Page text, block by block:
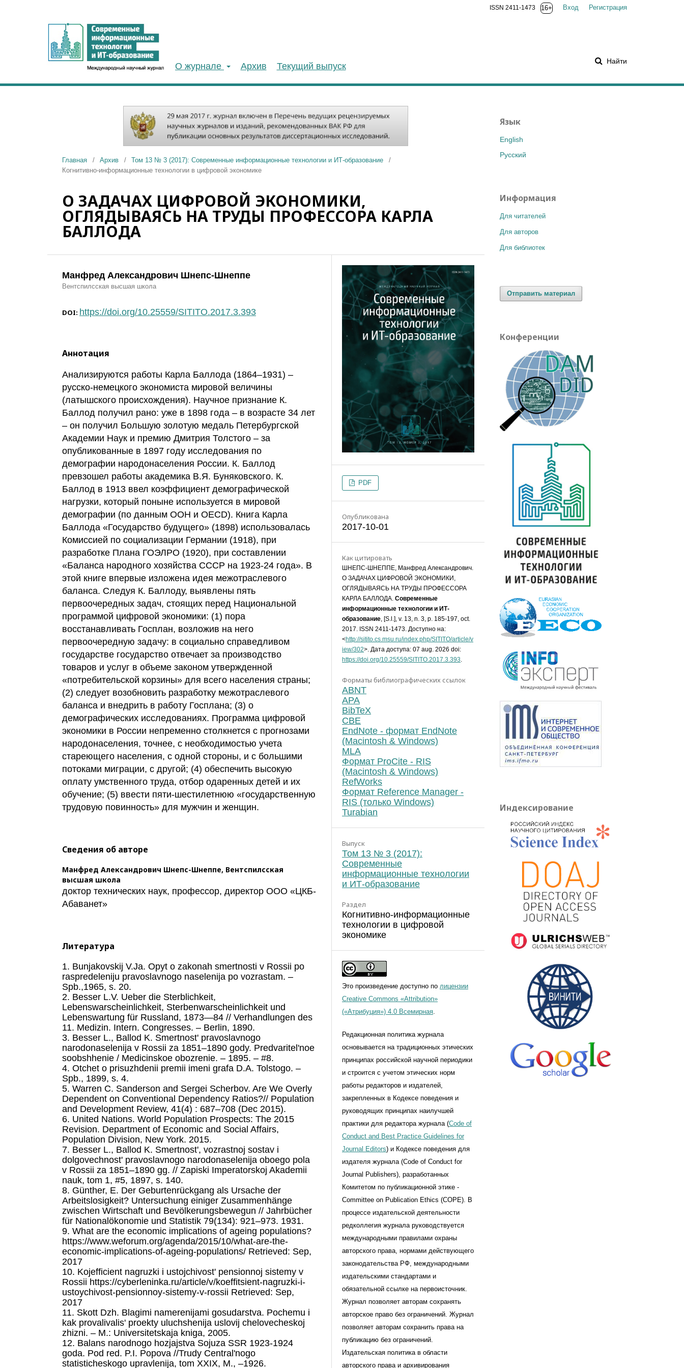
Текущий выпуск
Архив
О журнале Найти
Регистрация
Вход
ISSN 2411-1473 16+
Главная / Архив / Том 13 № 3 (2017): Современные информационные технологии и ИТ-образование
/
Когнитивно-информационные технологии в цифровой экономике
О ЗАДАЧАХ ЦИФРОВОЙ ЭКОНОМИКИ,
ОГЛЯДЫВАЯСЬ НА ТРУДЫ ПРОФЕССОРА КАРЛА
БАЛЛОДА
Манфред Александрович Шнепс-Шнеппе
Вентспилсская высшая школа
DOI: https://doi.org/10.25559/SITITO.2017.3.393
Аннотация
Анализируются работы Карла Баллода (1864–1931) –
русско-немецкого экономиста мировой величины
(латышского происхождения). Научное признание К.
Баллод получил рано: уже в 1898 года – в возрасте 34 лет
– он получил Большую золотую медаль Петербургской
Академии Наук и премию Дмитрия Толстого – за
опубликованные в 1897 году исследования по
демографии народонаселения России. К. Баллод
превзошел работы академика В.Я. Буняковского. К.
Баллод в 1913 ввел коэффициент демографической
нагрузки, который поныне используется в мировой
демографии (по данным ООН и OECD). Книга Карла
Баллода «Государство будущего» (1898) использовалась
Комиссией по социализации Германии (1918), при
разработке Плана ГОЭЛРО (1920), при составлении
«Баланса народного хозяйства СССР на 1923-24 года». В
этой книге впервые изложена идея межотраслевого
баланса. Следуя К. Баллоду, выявлены пять
первоочередных задач, стоящих перед Национальной
программой цифровой экономики: (1) пора
восстанавливать Госплан, возложив на него
первоочередную задачу: в социально справедливом
государстве государство отвечает за производство
товаров и услуг в объеме законом утвержденной
«потребительской корзины» для всего населения страны;
(2) следует возобновить разработку межотраслевого
баланса и внедрить в работу Госплана; (3) о
демографических исследованиях. Программа цифровой
экономики в России непременно столкнется с прогнозами
народонаселения, точнее, с необходимостью учета
стареющего населения, с одной стороны, и с большими
потоками миграции, с другой; (4) обеспечить высокую
оплату умственного труда, отбор одаренных детей и их
обучение; (5) ввести пяти-шестилетнюю «государственную
трудовую повинность» для мужчин и женщин.
Сведения об авторе
Манфред Александрович Шнепс-Шнеппе, Вентспилсская
высшая школа
доктор технических наук, профессор, директор ООО «ЦКБ-
Абаванет»
Литература
1. Bunjakovskij V.Ja. Opyt o zakonah smertnosti v Rossii po
raspredeleniju pravoslavnogo naselenija po vozrastam. –
Spb.,1965, s. 20.
2. Besser L.V. Ueber die Sterblichkeit,
Lebenswarscheinlichkeit, Sterbenwarscheinlichkeit und
Lebenswartung für Russland, 1873—84 // Verhandlungen des
11. Medizin. Intern. Congresses. – Berlin, 1890.
3. Besser L., Ballod K. Smertnost' pravoslavnogo
narodonaselenija v Rossii za 1851–1890 gody. Predvaritel'noe
soobshhenie / Medicinskoe obozrenie. – 1895. – #8.
4. Otchet o prisuzhdenii premii imeni grafa D.A. Tolstogo. –
Spb., 1899, s. 4.
5. Warren C. Sanderson and Sergei Scherbov. Are We Overly
Dependent on Conventional Dependency Ratios?// Population
and Development Review, 41(4) : 687–708 (Dec 2015).
6. United Nations. World Population Prospects: The 2015
Revision. Department of Economic and Social Affairs,
Population Division, New York. 2015.
7. Besser L., Ballod K. Smertnost', vozrastnoj sostav i
dolgovechnost' pravoslavnogo narodonaselenija oboego pola
v Rossii za 1851–1890 gg. // Zapiski Imperatorskoj Akademii
nauk, tom 1, #5, 1897, s. 140.
8. Günther, E. Der Geburtenrückgang als Ursache der
Arbeitslosigkeit? Untersuchung einiger Zusammenhänge
zwischen Wirtschaft und Bevölkerungsbewegun // Jahrbücher
für Nationalökonomie und Statistik 79(134): 921–973. 1931.
9. What are the economic implications of ageing populations?
https://www.weforum.org/agenda/2015/10/what-are-the-
economic-implications-of-ageing-populations/ Retrieved: Sep,
2017
10. Kojefficient nagruzki i ustojchivost' pensionnoj sistemy v
Rossii https://cyberleninka.ru/article/v/koeffitsient-nagruzki-i-
ustoychivost-pensionnoy-sistemy-v-rossii Retrieved: Sep,
2017
11. Skott Dzh. Blagimi namerenijami gosudarstva. Pochemu i
kak provalivalis' proekty uluchshenija uslovij chelovecheskoj
zhizni. – M.: Universitetskaja kniga, 2005.
12. Balans narodnogo hozjajstva Sojuza SSR 1923-1924
goda. Pod red. P.I. Popova //Trudy Central'nogo
statisticheskogo upravlenija, tom XXIX, M., –1926.
PDF
Опубликована
2017-10-01
Как цитировать
ШНЕПС-ШНЕППЕ, Манфред Александрович.
О ЗАДАЧАХ ЦИФРОВОЙ ЭКОНОМИКИ,
ОГЛЯДЫВАЯСЬ НА ТРУДЫ ПРОФЕССОРА
КАРЛА БАЛЛОДА. Современные
информационные технологии и ИТ-
образование, [S.l.], v. 13, n. 3, p. 185-197, oct.
2017. ISSN 2411-1473. Доступно на:
<http://sitito.cs.msu.ru/index.php/SITITO/article/v
iew/302>. Дата доступа: 07 aug. 2026 doi:
https://doi.org/10.25559/SITITO.2017.3.393.
Форматы библиографических ссылок
ABNT
APA
BibTeX
CBE
EndNote - формат EndNote
(Macintosh & Windows)
MLA
Формат ProCite - RIS
(Macintosh & Windows)
RefWorks
Формат Reference Manager -
RIS (только Windows)
Turabian
Выпуск
Том 13 № 3 (2017):
Современные
информационные технологии
и ИТ-образование
Раздел
Когнитивно-информационные
технологии в цифровой
экономике
Это произведение доступно по лицензии
Creative Commons «Attribution»
(«Атрибуция») 4.0 Всемирная.
Редакционная политика журнала
основывается на традиционных этических
принципах российской научной периодики
и строится с учетом этических норм
работы редакторов и издателей,
закрепленных в Кодексе поведения и
руководящих принципах наилучшей
практики для редактора журнала (Code of
Conduct and Best Practice Guidelines for
Journal Editors) и Кодексе поведения для
издателя журнала (Code of Conduct for
Journal Publishers), разработанных
Комитетом по публикационной этике -
Committee on Publication Ethics (COPE). В
процессе издательской деятельности
редколлегия журнала руководствуется
международными правилами охраны
авторского права, нормами действующего
законодательства РФ, международными
издательскими стандартами и
обязательной ссылке на первоисточник.
Журнал позволяет авторам сохранять
авторское право без ограничений. Журнал
позволяет авторам сохранить права на
публикацию без ограничений.
Издательская политика в области
авторского права и архивирования
Язык
English
Русский
Информация
Для читателей
Для авторов
Для библиотек
Отправить материал
Конференции
Индексирование